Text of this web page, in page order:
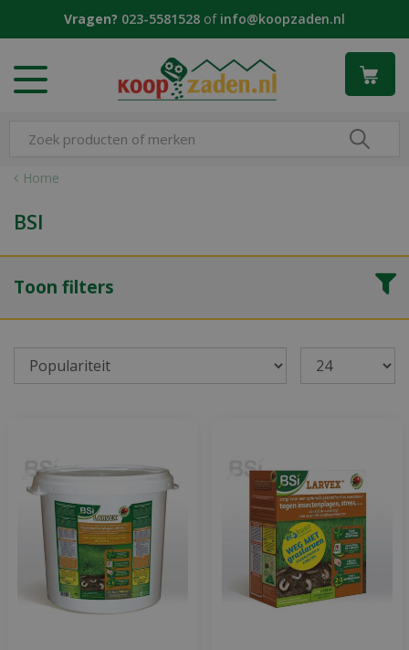
t
Home
Vragen? 023-5581528 of info@koopzaden.nl
BSI
Toon filters